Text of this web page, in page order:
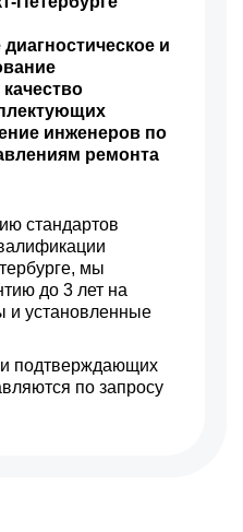
и
инженеров по
ремонта
стандартов
мы
до 3 лет на
и установленные
подтверждающих
по запросу